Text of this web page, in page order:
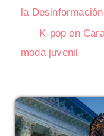
la Desinformación
K-pop en
moda juvenil